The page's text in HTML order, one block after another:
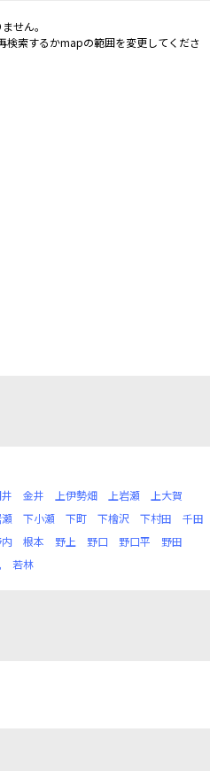
せん。
検索するかmapの範囲を変更してくださ
金井 上伊勢畑 上岩瀬
上大賀
下小瀬 下町 下檜沢 下村田
千田
根本 野上 野口 野口平
野田
若林